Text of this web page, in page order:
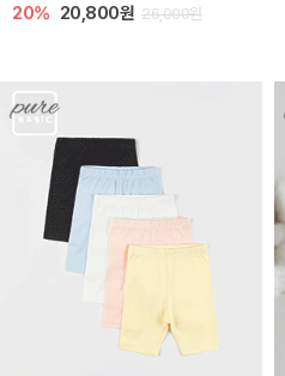
20% 20,800원 26,000원